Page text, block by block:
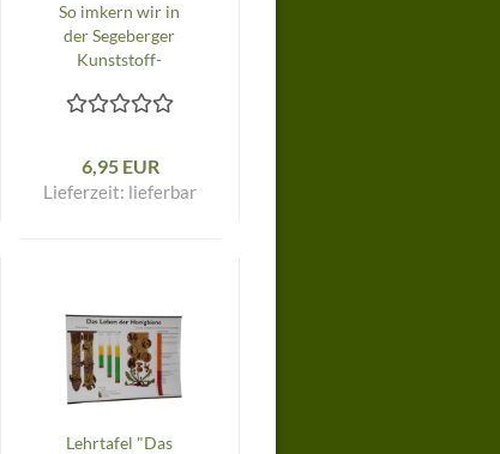
So imkern wir in
der Segeberger
Kunststoff-
6,95 EUR
Lieferzeit: lieferbar
Lehrtafel "Das